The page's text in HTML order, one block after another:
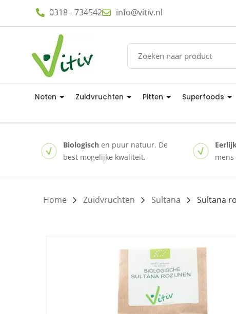
0318 - 734542 info@vitiv.nl
Noten Zuidvruchten Pitten Superfoods
Biologisch en puur natuur. De
best mogelijke kwaliteit.
Home / Zuidvruchten / Sultana / Sultana